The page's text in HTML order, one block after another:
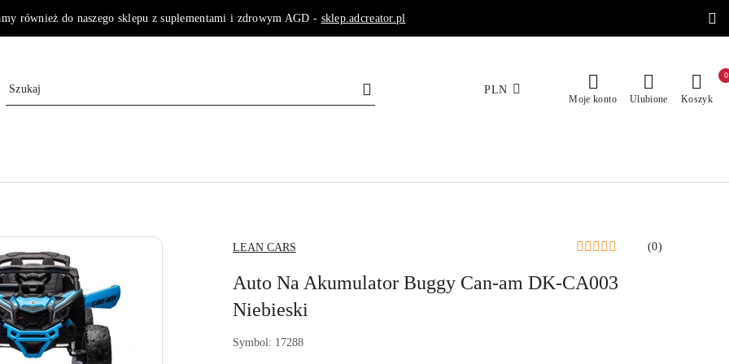
również do naszego sklepu z suplementami i zdrowym AGD - sklep.adcreator.pl
PLN
Moje konto Ulubione Koszyk
0
NAZWA
PRODUCENTA:
LEAN CARS (0)
Auto Na Akumulator Buggy Can-am DK-CA003
Niebieski
Symbol: 17288